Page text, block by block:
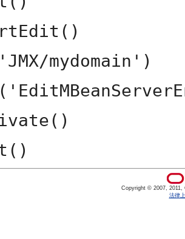
mydomain')
Copyright © 2007, 2011,
法律